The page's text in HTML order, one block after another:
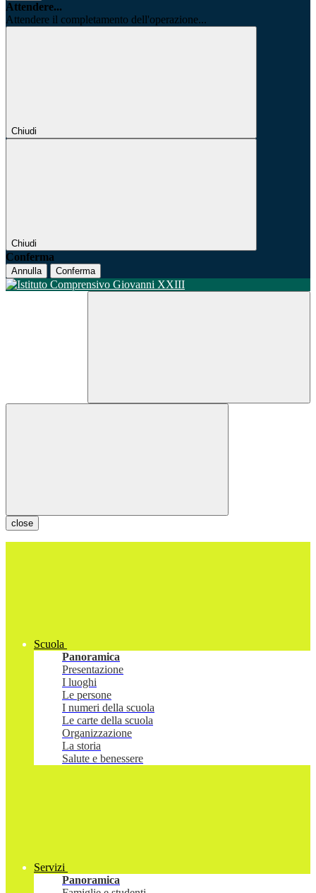
Attendere...
Attendere il completamento dell'operazione...
Chiudi
Chiudi
Conferma
Annulla Conferma
close
Scuola
Panoramica
Presentazione
I luoghi
Le persone
I numeri della scuola
Le carte della scuola
Organizzazione
La storia
Salute e benessere
Servizi
Panoramica